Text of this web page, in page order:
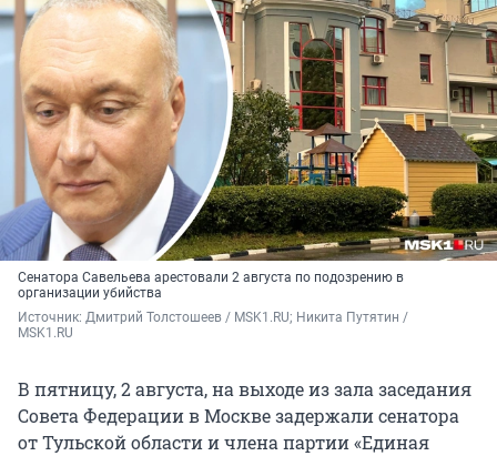
Сенатора Савельева арестовали 2 августа по подозрению в
организации убийства
Источник: Дмитрий Толстошеев / MSK1.RU; Никита Путятин /
MSK1.RU
В пятницу, 2 августа, на выходе из зала заседания
Совета Федерации в Москве задержали сенатора
от Тульской области и члена партии «Единая